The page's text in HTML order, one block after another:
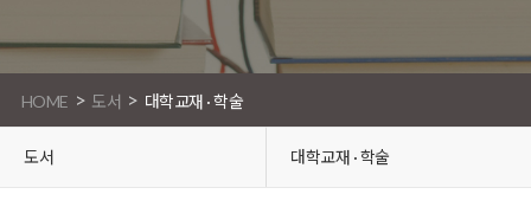
HOME > 도서 > 대학교재 · 학술
도서 대학교재 · 학술